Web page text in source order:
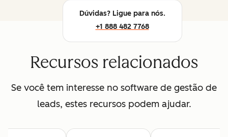
Dúvidas? Ligue para nós.
+1 888 482 7768
Recursos relacionados
Se você tem interesse no software de gestão de
leads, estes recursos podem ajudar.